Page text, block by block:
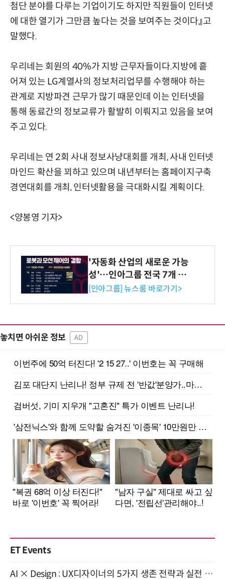
첨단 분야를 다루는 기업이기도 하지만 직원들이 인터넷
에 대한 열기가 그만큼 높다는 것을 보여주는 것이다』고
말했다.
우리네는 회원의 40%가 지방 근무자들이다.지방에 흩
어져 있는 LG계열사의 정보처리업무를 수행해야 하는
관계로 지방파견 근무가 많기 때문인데 이는 인터넷을
통해 동료간의 정보교류가 활발히 이뤄지고 있음을 보여
주고 있다.
우리네는 연 2회 사내 정보사냥대회를 개최, 사내 인터넷
마인드 확산을 꾀하고 있으며 내년부터는 홈페이지구축
경연대회를 개최, 인터넷활용을 극대화시킬 계획이다.
<양봉영 기자>
'자동화 산업의 새로운 가능
성'…인아그룹 전국 7개 도
시 세미나 페어 개최
[인아그룹] 뉴스룸 바로가기>
놓치면 아쉬운 정보 AD
ET Events
AI × Design : UX디자이너의 5가지 생존 전략과 실전 대응 8월 28일 개최